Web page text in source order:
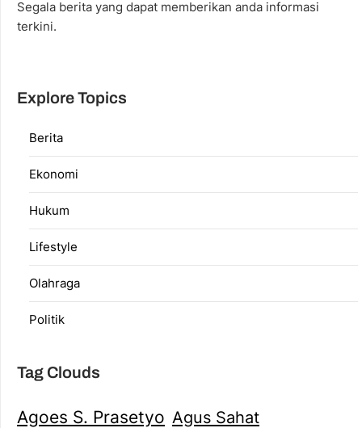
Segala berita yang dapat memberikan anda informasi
terkini.
Explore Topics
Berita
Ekonomi
Hukum
Lifestyle
Olahraga
Politik
Tag Clouds
Agoes S. Prasetyo Agus Sahat